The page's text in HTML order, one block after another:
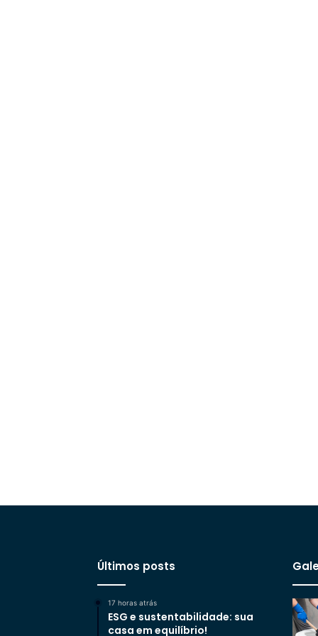
Últimos posts
17 horas atrás
ESG e sustentabilidade: sua
casa em equilíbrio!